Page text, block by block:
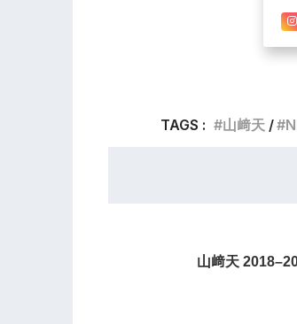
TAGS :
山﨑天
山﨑天